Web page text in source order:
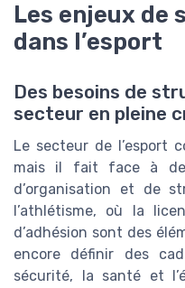
Les enjeux
dans l’esport
Des besoins de
secteur en pleine
Le secteur de l’esport
mais il fait face à
d’organisation et de
l’athlétisme, où la
d’adhésion sont des
encore définir des
sécurité, la santé et